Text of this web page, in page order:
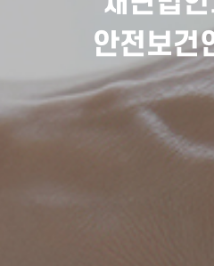
안전보건